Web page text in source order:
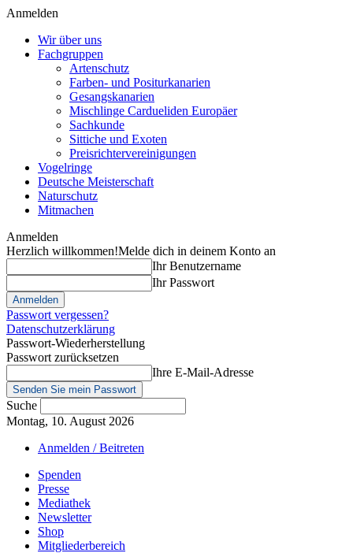
Anmelden
Wir über uns
Fachgruppen
Artenschutz
Farben- und Positurkanarien
Gesangskanarien
Mischlinge Cardueliden Europäer
Sachkunde
Sittiche und Exoten
Preisrichtervereinigungen
Vogelringe
Deutsche Meisterschaft
Naturschutz
Mitmachen
Anmelden
Herzlich willkommen!Melde dich in deinem Konto an
Ihr Benutzername
Ihr Passwort
Passwort vergessen?
Datenschutzerklärung
Passwort-Wiederherstellung
Passwort zurücksetzen
Ihre E-Mail-Adresse
Suche
Montag, 10. August 2026
Anmelden / Beitreten
Spenden
Presse
Mediathek
Newsletter
Shop
Mitgliederbereich